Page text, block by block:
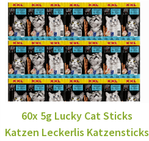
60x 5g Lucky Cat Sticks
Katzen Leckerlis Katzensticks